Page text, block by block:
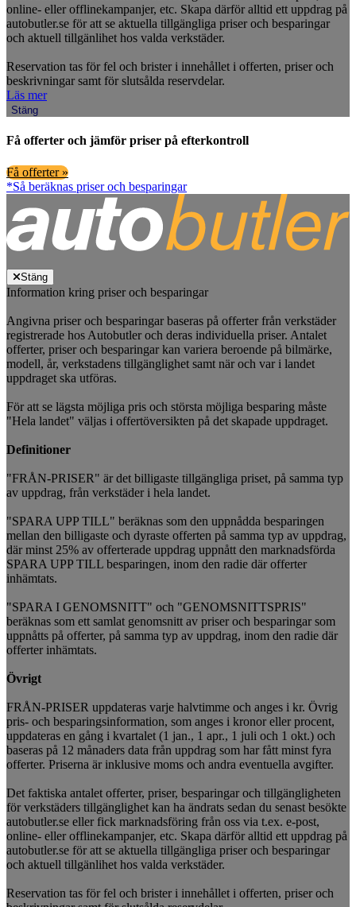
online- eller offlinekampanjer, etc. Skapa därför alltid ett uppdrag på
autobutler.se för att se aktuella tillgängliga priser och besparingar
och aktuell tillgänlihet hos valda verkstäder.
Reservation tas för fel och brister i innehållet i offerten, priser och
beskrivningar samt för slutsålda reservdelar.
Läs mer
Stäng
Få offerter och jämför priser på efterkontroll
Få offerter »
*Så beräknas priser och besparingar
Stäng
Information kring priser och besparingar
Angivna priser och besparingar baseras på offerter från verkstäder
registrerade hos Autobutler och deras individuella priser. Antalet
offerter, priser och besparingar kan variera beroende på bilmärke,
modell, år, verkstadens tillgänglighet samt när och var i landet
uppdraget ska utföras.
För att se lägsta möjliga pris och största möjliga besparing måste
"Hela landet" väljas i offertöversikten på det skapade uppdraget.
Definitioner
"FRÅN-PRISER" är det billigaste tillgängliga priset, på samma typ
av uppdrag, från verkstäder i hela landet.
"SPARA UPP TILL" beräknas som den uppnådda besparingen
mellan den billigaste och dyraste offerten på samma typ av uppdrag,
där minst 25% av offerterade uppdrag uppnått den marknadsförda
SPARA UPP TILL besparingen, inom den radie där offerter
inhämtats.
"SPARA I GENOMSNITT" och "GENOMSNITTSPRIS"
beräknas som ett samlat genomsnitt av priser och besparingar som
uppnåtts på offerter, på samma typ av uppdrag, inom den radie där
offerter inhämtats.
Övrigt
FRÅN-PRISER uppdateras varje halvtimme och anges i kr. Övrig
pris- och besparingsinformation, som anges i kronor eller procent,
uppdateras en gång i kvartalet (1 jan., 1 apr., 1 juli och 1 okt.) och
baseras på 12 månaders data från uppdrag som har fått minst fyra
offerter. Priserna är inklusive moms och andra eventuella avgifter.
Det faktiska antalet offerter, priser, besparingar och tillgängligheten
för verkstäders tillgänglighet kan ha ändrats sedan du senast besökte
autobutler.se eller fick marknadsföring från oss via t.ex. e-post,
online- eller offlinekampanjer, etc. Skapa därför alltid ett uppdrag på
autobutler.se för att se aktuella tillgängliga priser och besparingar
och aktuell tillgänlihet hos valda verkstäder.
Reservation tas för fel och brister i innehållet i offerten, priser och